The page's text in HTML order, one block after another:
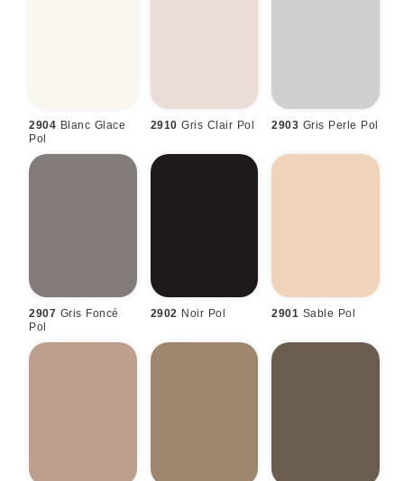
2904 Blanc Glace
Pol
2910 Gris Clair Pol 2903 Gris Perle Pol
2907 Gris Foncé
Pol
2902 Noir Pol 2901 Sable Pol